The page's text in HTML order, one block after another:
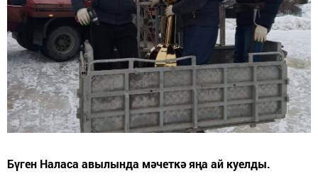
Бүген Наласа авылында мәчеткә яңа ай куелды.